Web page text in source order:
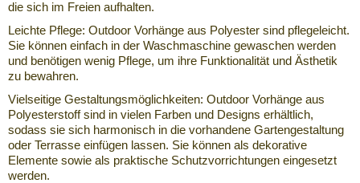
die sich im Freien aufhalten.
Leichte Pflege: Outdoor Vorhänge aus Polyester sind pflegeleicht.
Sie können einfach in der Waschmaschine gewaschen werden
und benötigen wenig Pflege, um ihre Funktionalität und Ästhetik
zu bewahren.
Vielseitige Gestaltungsmöglichkeiten: Outdoor Vorhänge aus
Polyesterstoff sind in vielen Farben und Designs erhältlich,
sodass sie sich harmonisch in die vorhandene Gartengestaltung
oder Terrasse einfügen lassen. Sie können als dekorative
Elemente sowie als praktische Schutzvorrichtungen eingesetzt
werden.